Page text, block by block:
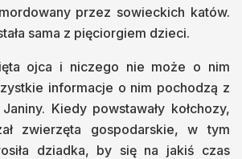
przez sowieckich katów.
sama z pięciorgiem dzieci.
ojca i niczego nie może o nim
informacje o nim pochodzą z
Kiedy powstawały kołchozy,
zwierzęta gospodarskie, w tym
dziadka, by się na jakiś czas